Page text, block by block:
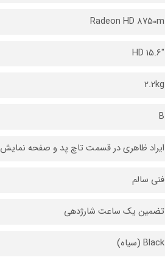
Radeon HD 8750m
"15.6 HD
2.2kg
B
ایراد ظاهری در قسمت تاچ پد و صفحه نمایش
فنی سالم
تضمین یک ساعت شارژدهی
Black (سیاه)